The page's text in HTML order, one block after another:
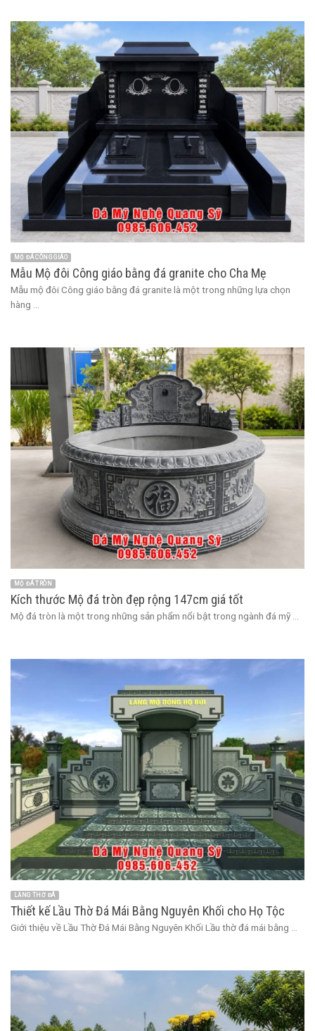
MỘ ĐÁ CÔNG GIÁO
Mẫu Mộ đôi Công giáo bằng đá granite cho Cha Mẹ
Mẫu mộ đôi Công giáo bằng đá granite là một trong những lựa chọn
hàng ...
MỘ ĐÁ TRÒN
Kích thước Mộ đá tròn đẹp rộng 147cm giá tốt
Mộ đá tròn là một trong những sản phẩm nổi bật trong ngành đá mỹ ...
LĂNG THỜ ĐÁ
Thiết kế Lầu Thờ Đá Mái Bằng Nguyên Khối cho Họ Tộc
Giới thiệu về Lầu Thờ Đá Mái Bằng Nguyên Khối Lầu thờ đá mái bằng ...